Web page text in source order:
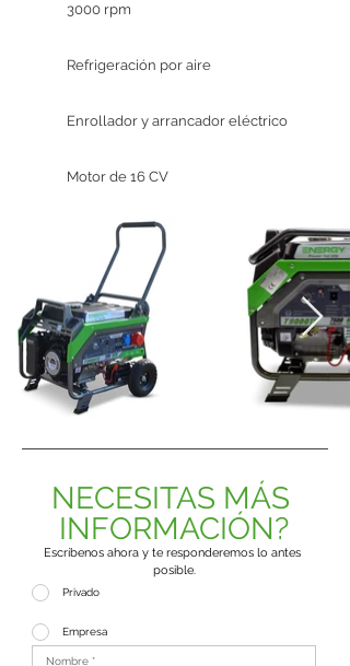
3000 rpm
Refrigeración por aire
Enrollador y arrancador eléctrico
Motor de 16 CV
NECESITAS MÁS
INFORMACIÓN?
Escríbenos ahora y te responderemos lo antes
posible.
Privado
Empresa